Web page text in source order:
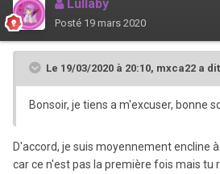
Lullaby
Posté 19 mars 2020
Le 19/03/2020 à 20:10, mxca22 a
Bonsoir, je tiens a m'excuser, bonne
D'accord, je suis moyennement encline
car ce n'est pas la première fois mais tu